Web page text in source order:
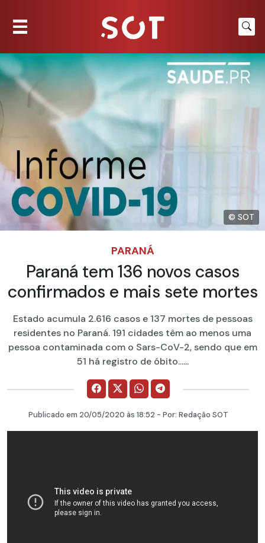
© SOT
PARANÁ
Paraná tem 136 novos casos
confirmados e mais sete mortes
Estado acumula 2.616 casos e 137 mortes de pessoas
residentes no Paraná. 191 cidades têm ao menos uma
pessoa contaminada com o Sars-CoV-2, sendo que em
51 há registro de óbito......
Publicado em 20/05/2020 às 18:52 - Por: Redação SOT